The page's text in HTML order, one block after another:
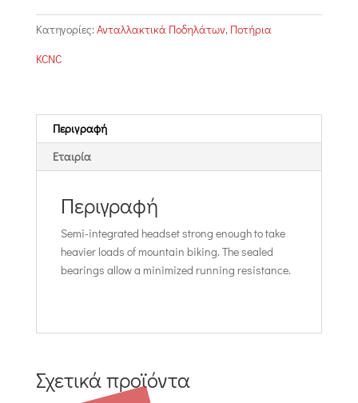
ποσότητα
Κατηγορίες: Ανταλλακτικά Ποδηλάτων, Ποτήρια
KCNC
Περιγραφή
Εταιρία
Περιγραφή
Semi-integrated headset strong enough to take
heavier loads of mountain biking. The sealed
bearings allow a minimized running resistance.
Σχετικά προϊόντα